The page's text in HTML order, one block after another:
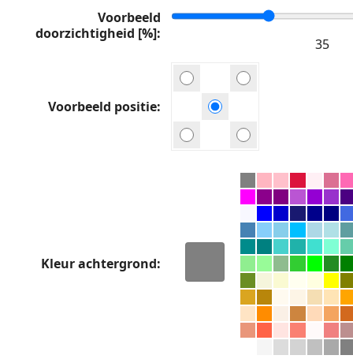
Voorbeeld
doorzichtigheid [%]
Voorbeeld positie
Kleur achtergrond